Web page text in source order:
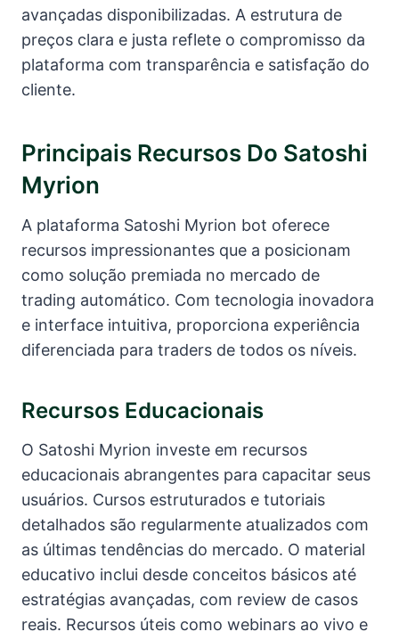
avançadas disponibilizadas. A estrutura de
preços clara e justa reflete o compromisso da
plataforma com transparência e satisfação do
cliente.
Principais Recursos Do Satoshi
Myrion
A plataforma Satoshi Myrion bot oferece
recursos impressionantes que a posicionam
como solução premiada no mercado de
trading automático. Com tecnologia inovadora
e interface intuitiva, proporciona experiência
diferenciada para traders de todos os níveis.
Recursos Educacionais
O Satoshi Myrion investe em recursos
educacionais abrangentes para capacitar seus
usuários. Cursos estruturados e tutoriais
detalhados são regularmente atualizados com
as últimas tendências do mercado. O material
educativo inclui desde conceitos básicos até
estratégias avançadas, com review de casos
reais. Recursos úteis como webinars ao vivo e